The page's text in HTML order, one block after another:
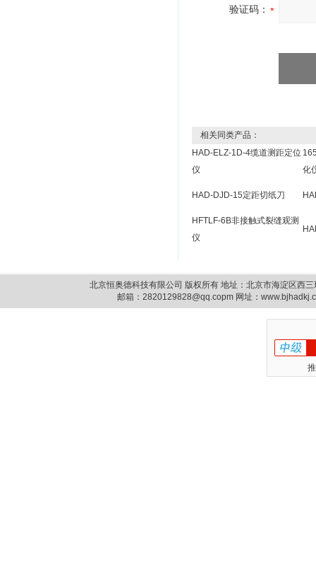
验证码：
相关同类产品：
HAD-ELZ-1D-4缆道测距定位
仪
化
HAD-DJD-15定距切纸刀
HFTLF-6B非接触式裂缝观测
仪
北京恒奥德科技有限公司 版权所有 地址：北京市海淀区西
邮箱：2820129828@qq.copm 网址：